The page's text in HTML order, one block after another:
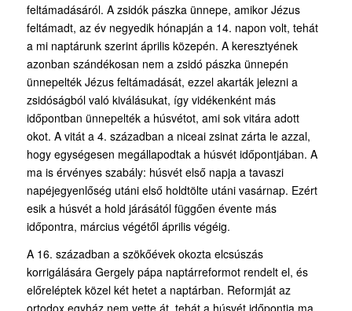
feltámadásáról. A zsidók pászka ünnepe, amikor Jézus
feltámadt, az év negyedik hónapján a 14. napon volt, tehát
a mi naptárunk szerint április közepén. A keresztyének
azonban szándékosan nem a zsidó pászka ünnepén
ünnepelték Jézus feltámadását, ezzel akarták jelezni a
zsidóságból való kiválásukat, így vidékenként más
időpontban ünnepelték a húsvétot, ami sok vitára adott
okot. A vitát a 4. században a niceai zsinat zárta le azzal,
hogy egységesen megállapodtak a húsvét időpontjában. A
ma is érvényes szabály: húsvét első napja a tavaszi
napéjegyenlőség utáni első holdtölte utáni vasárnap. Ezért
esik a húsvét a hold járásától függően évente más
időpontra, március végétől április végéig.
A 16. században a szökőévek okozta elcsúszás
korrigálására Gergely pápa naptárreformot rendelt el, és
előreléptek közel két hetet a naptárban. Reformját az
ortodox egyház nem vette át, tehát a húsvét időpontja ma